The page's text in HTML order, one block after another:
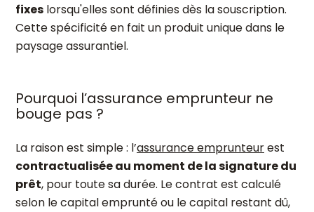
fixes lorsqu'elles sont définies dès la souscription.
Cette spécificité en fait un produit unique dans le
paysage assurantiel.
Pourquoi l’assurance emprunteur ne
bouge pas ?
La raison est simple : l’assurance emprunteurest
contractualisée au moment de la signature du
prêt, pour toute sa durée. Le contrat est calculé
selon le capital emprunté ou le capital restant dû,